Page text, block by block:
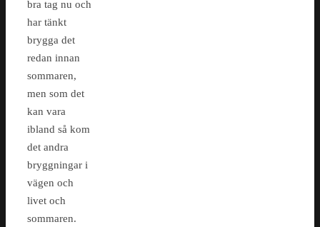
bra tag nu och
har tänkt
brygga det
redan innan
sommaren,
men som det
kan vara
ibland så kom
det andra
bryggningar i
vägen och
livet och
sommaren.